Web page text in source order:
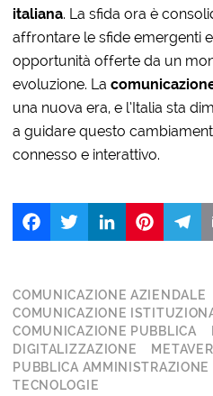
italiana. La sfida ora è
affrontare le sfide emergenti
opportunità offerte da un
evoluzione. La
una nuova era, e l’Italia sta
a guidare questo
connesso e interattivo.
LinkedIn
COMUNICAZIONE AZIENDALE
COMUNICAZIONE
COMUNICAZIONE PUBBLICA
DIGITALIZZAZIONE
PUBBLICA AMMINISTRAZIONE
TECNOLOGIE